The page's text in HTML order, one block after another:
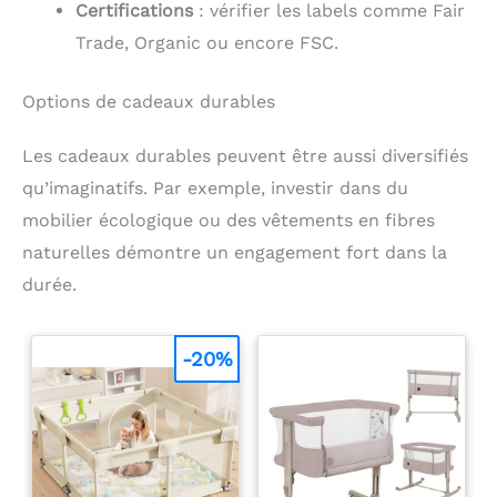
Certifications : vérifier les labels comme Fair
Trade, Organic ou encore FSC.
Options de cadeaux durables
Les cadeaux durables peuvent être aussi diversifiés
qu’imaginatifs. Par exemple, investir dans du
mobilier écologique ou des vêtements en fibres
naturelles démontre un engagement fort dans la
durée.
-20%